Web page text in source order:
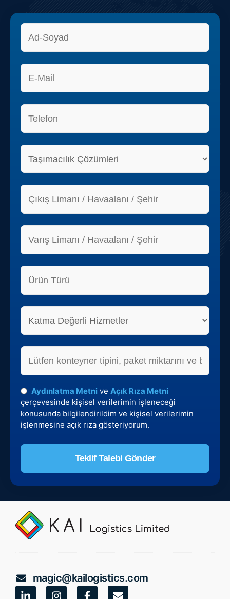
Aydınlatma Metni ve Açık Rıza Metni
çerçevesinde kişisel verilerimin işleneceği
konusunda bilgilendirildim ve kişisel verilerimin
işlenmesine açık rıza gösteriyorum.
Teklif Talebi Gönder
bırakılmalıdır
magic@kailogistics.com